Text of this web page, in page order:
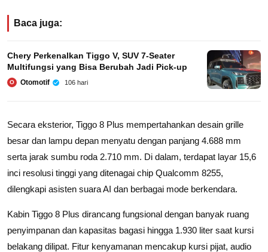
Baca juga:
Chery Perkenalkan Tiggo V, SUV 7‑Seater
Multifungsi yang Bisa Berubah Jadi Pick‑up
O Otomotif 106 hari
Secara eksterior, Tiggo 8 Plus mempertahankan desain grille
besar dan lampu depan menyatu dengan panjang 4.688 mm
serta jarak sumbu roda 2.710 mm. Di dalam, terdapat layar 15,6
inci resolusi tinggi yang ditenagai chip Qualcomm 8255,
dilengkapi asisten suara AI dan berbagai mode berkendara.
Kabin Tiggo 8 Plus dirancang fungsional dengan banyak ruang
penyimpanan dan kapasitas bagasi hingga 1.930 liter saat kursi
belakang dilipat. Fitur kenyamanan mencakup kursi pijat, audio